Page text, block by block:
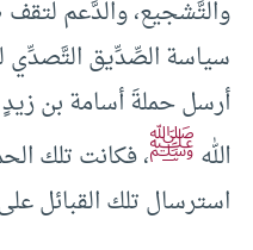
والتَّشجيع، والدَّعم لتقف
سياسة الصِّدِّيق التَّصدِّي
أرسل حملةَ أسامة بن
اللهﷺ، فكانت تلك
استرسال تلك القبائل